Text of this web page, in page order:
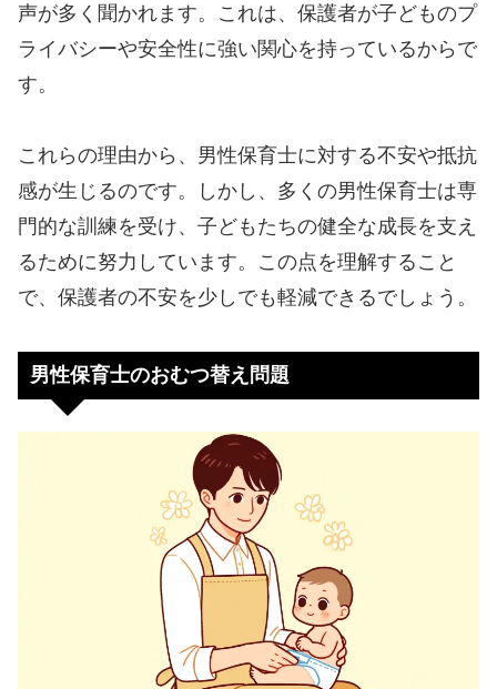
声が多く聞かれます。これは、保護者が子どものプ
ライバシーや安全性に強い関心を持っているからで
す。
これらの理由から、男性保育士に対する不安や抵抗
感が生じるのです。しかし、多くの男性保育士は専
門的な訓練を受け、子どもたちの健全な成長を支え
るために努力しています。この点を理解すること
で、保護者の不安を少しでも軽減できるでしょう。
男性保育士のおむつ替え問題